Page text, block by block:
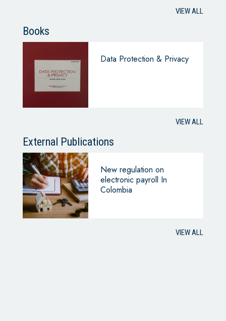
VIEW ALL
Books
Data Protection & Privacy
VIEW ALL
External Publications
New regulation on
electronic payroll In
Colombia
VIEW ALL